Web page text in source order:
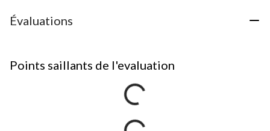
Évaluations
Points saillants de l'evaluation